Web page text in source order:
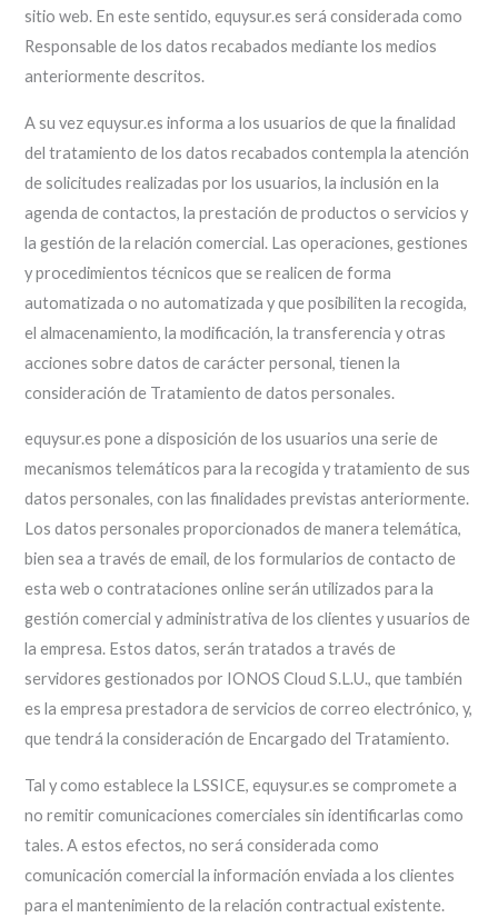
sitio web. En este sentido, equysur.es será considerada como
Responsable de los datos recabados mediante los medios
anteriormente descritos.
A su vez equysur.es informa a los usuarios de que la finalidad
del tratamiento de los datos recabados contempla la atención
de solicitudes realizadas por los usuarios, la inclusión en la
agenda de contactos, la prestación de productos o servicios y
la gestión de la relación comercial. Las operaciones, gestiones
y procedimientos técnicos que se realicen de forma
automatizada o no automatizada y que posibiliten la recogida,
el almacenamiento, la modificación, la transferencia y otras
acciones sobre datos de carácter personal, tienen la
consideración de Tratamiento de datos personales.
equysur.es pone a disposición de los usuarios una serie de
mecanismos telemáticos para la recogida y tratamiento de sus
datos personales, con las finalidades previstas anteriormente.
Los datos personales proporcionados de manera telemática,
bien sea a través de email, de los formularios de contacto de
esta web o contrataciones online serán utilizados para la
gestión comercial y administrativa de los clientes y usuarios de
la empresa. Estos datos, serán tratados a través de
servidores gestionados por IONOS Cloud S.L.U., que también
es la empresa prestadora de servicios de correo electrónico, y,
que tendrá la consideración de Encargado del Tratamiento.
Tal y como establece la LSSICE, equysur.es se compromete a
no remitir comunicaciones comerciales sin identificarlas como
tales. A estos efectos, no será considerada como
comunicación comercial la información enviada a los clientes
para el mantenimiento de la relación contractual existente.